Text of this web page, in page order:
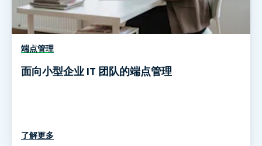
端点管理
面向小型企业 IT 团队的端点管理
了解更多